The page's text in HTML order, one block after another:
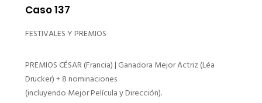
Caso 137
FESTIVALES Y PREMIOS
PREMIOS CÉSAR (Francia) | Ganadora Mejor Actriz (Léa
Drucker) + 8 nominaciones
(incluyendo Mejor Película y Dirección).